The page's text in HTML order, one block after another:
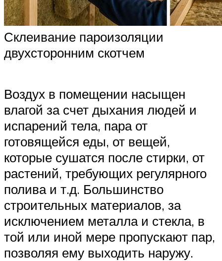
Склеивание пароизоляции
двухсторонним скотчем
Воздух в помещении насыщен
влагой за счет дыхания людей и
испарений тела, пара от
готовящейся еды, от вещей,
которые сушатся после стирки, от
растений, требующих регулярного
полива и т.д. Большинство
строительных материалов, за
исключением металла и стекла, в
той или иной мере пропускают пар,
позволяя ему выходить наружу.